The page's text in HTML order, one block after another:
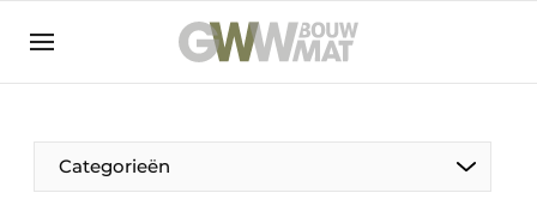
NL EN
Categorieën